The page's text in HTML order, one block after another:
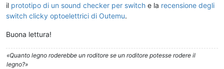
il prototipo di un sound checker per switch e la recensione degli
switch clicky optoelettrici di Outemu.
Buona lettura!
«Quanto legno roderebbe un roditore se un roditore potesse rodere il
legno?»